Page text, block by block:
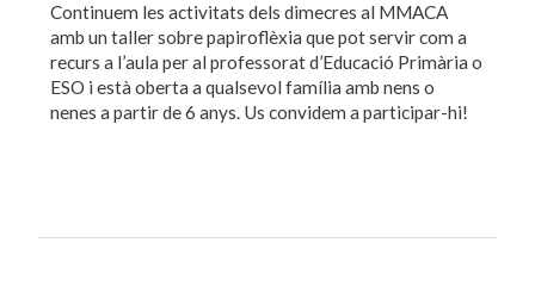
Continuem les activitats dels dimecres al MMACA
amb un taller sobre papiroflèxia que pot servir com a
recurs a l’aula per al professorat d’Educació Primària o
ESO i està oberta a qualsevol família amb nens o
nenes a partir de 6 anys. Us convidem a participar-hi!